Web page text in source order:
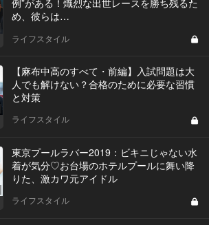
例”がある！熾烈な出世レースを勝ち残るた
め、彼らは…
ライフスタイル
【麻布中高のすべて・前編】入試問題は大
人でも解けない？合格のために必要な習慣
と対策
ライフスタイル
東京プールラバー2019：ビキニじゃない水
着が気分♡お台場のホテルプールに舞い降
りた、激カワ元アイドル
ライフスタイル